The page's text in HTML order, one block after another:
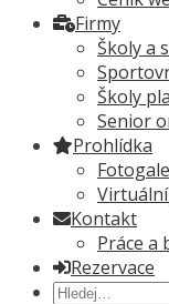
Firmy
Školy a
Školy
Senior
Prohlídka
Kontakt
Práce a
Rezervace
Hledat: